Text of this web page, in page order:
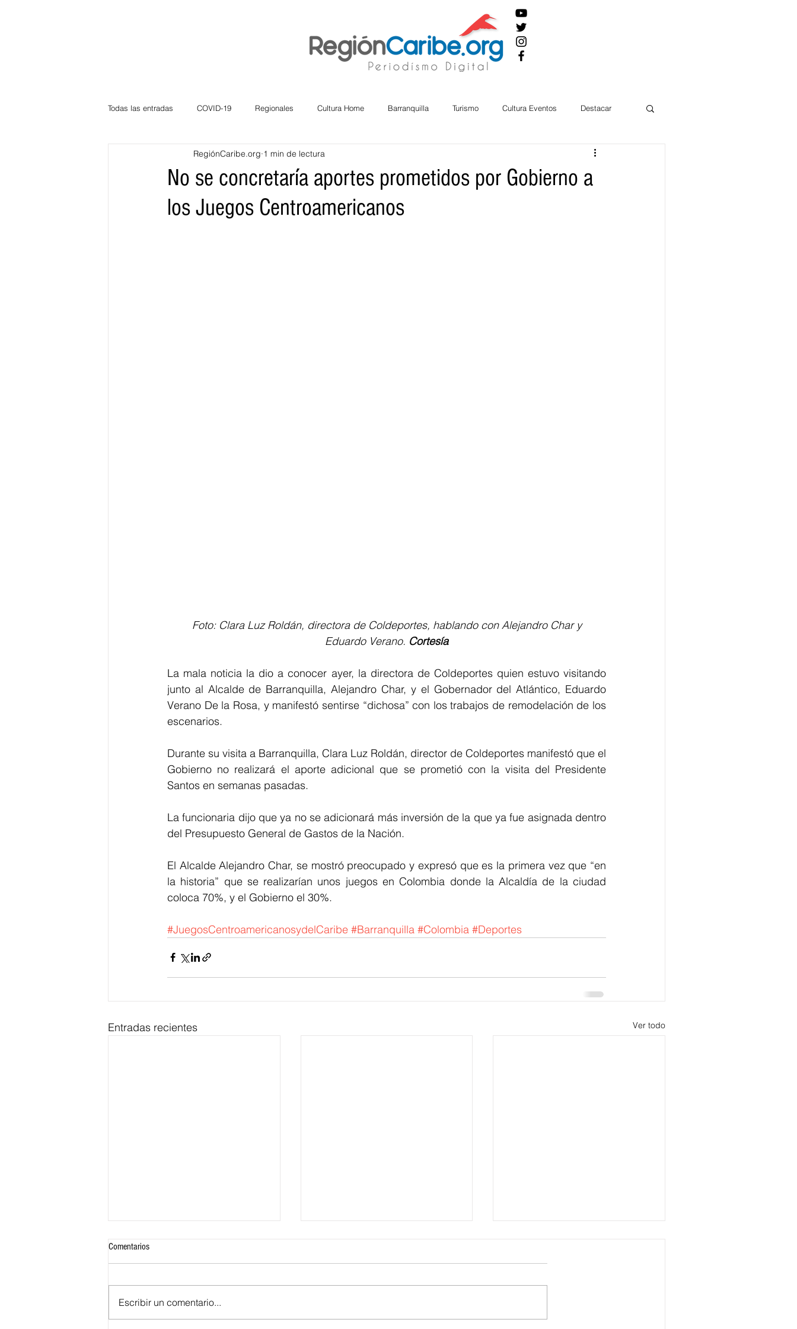
Todas las entradas COVID-19 Regionales Cultura Home Barranquilla Turismo Cultura Eventos Destacar
Atlántico La Guajira Cesar
Bloggeros Hermanos Mayores Economía RAP CARIBE
No se concretaría aportes prometidos por Gobierno a
los Juegos Centroamericanos
RegiónCaribe.org 1 min de lectura
Eduardo Verano. Cortesía
La mala noticia la dio a conocer ayer, la directora de Coldeportes quien estuvo visitando
junto al Alcalde de Barranquilla, Alejandro Char, y el Gobernador del Atlántico, Eduardo
Verano De la Rosa, y manifestó sentirse “dichosa” con los trabajos de remodelación de los
escenarios.
Durante su visita a Barranquilla, Clara Luz Roldán, director de Coldeportes manifestó que el
Gobierno no realizará el aporte adicional que se prometió con la visita del Presidente
Santos en semanas pasadas.
La funcionaria dijo que ya no se adicionará más inversión de la que ya fue asignada dentro
del Presupuesto General de Gastos de la Nación.
El Alcalde Alejandro Char, se mostró preocupado y expresó que es la primera vez que “en
la historia” que se realizarían unos juegos en Colombia donde la Alcaldía de la ciudad
coloca 70%, y el Gobierno el 30%.
#JuegosCentroamericanosydelCaribe #Barranquilla #Colombia #Deportes
Entradas recientes Ver todo
Comentarios
Escribir un comentario...